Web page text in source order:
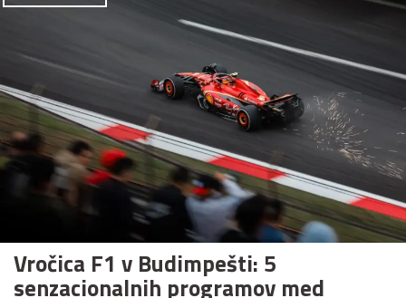
Vročica F1 v Budimpešti: 5
senzacionalnih programov med